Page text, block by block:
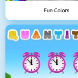
Fun Colors